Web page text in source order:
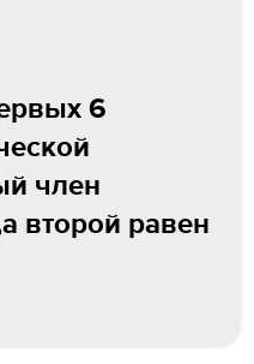
6
член
второй равен